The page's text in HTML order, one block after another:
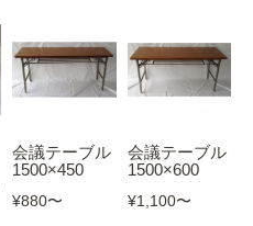
会議テーブル
1500×450
¥880〜
会議テーブル
1500×600
¥1,100〜